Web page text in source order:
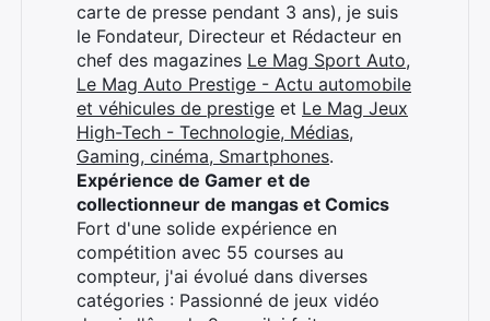
carte de presse pendant 3 ans), je suis
le Fondateur, Directeur et Rédacteur en
chef des magazines Le Mag Sport Auto,
Le Mag Auto Prestige - Actu automobile
et véhicules de prestige et Le Mag Jeux
High-Tech - Technologie, Médias,
Gaming, cinéma, Smartphones.
Expérience de Gamer et de
collectionneur de mangas et Comics
Fort d'une solide expérience en
compétition avec 55 courses au
compteur, j'ai évolué dans diverses
catégories : Passionné de jeux vidéo